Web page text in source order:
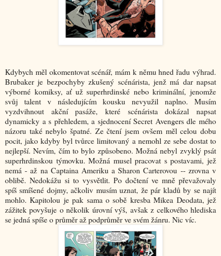
Kdybych měl okomentovat scénář, mám k němu hned řadu výhrad.
Brubaker je bezpochyby zkušený scénárista, jenž má dar napsat
výborné komiksy, ať už superhrdinské nebo kriminální, jenomže
svůj talent v následujícím kousku nevyužil naplno. Musím
vyzdvihnout akční pasáže, které scénárista dokázal napsat
dynamicky a s přehledem, a sjednocení Secret Avengers dle mého
názoru také nebylo špatné. Ze čtení jsem ovšem měl celou dobu
pocit, jako kdyby byl tvůrce limitovaný a nemohl ze sebe dostat to
nejlepší. Nevím, čím to bylo způsobeno. Možná nebyl zvyklý psát
superhrdinskou týmovku. Možná musel pracovat s postavami, jež
nemá - až na Captaina Ameriku a Sharon Carterovou -- zrovna v
oblibě. Nedokážu si to vysvětlit. Po dočtení ve mně převažovaly
spíš smíšené dojmy, ačkoliv musím uznat, že pár kladů by se najít
mohlo. Kapitolou je pak sama o sobě kresba Mikea Deodata, jež
zážitek povyšuje o několik úrovní výš, avšak z celkového hlediska
se jedná spíše o průměr až podprůměr ve svém žánru. Nic víc.